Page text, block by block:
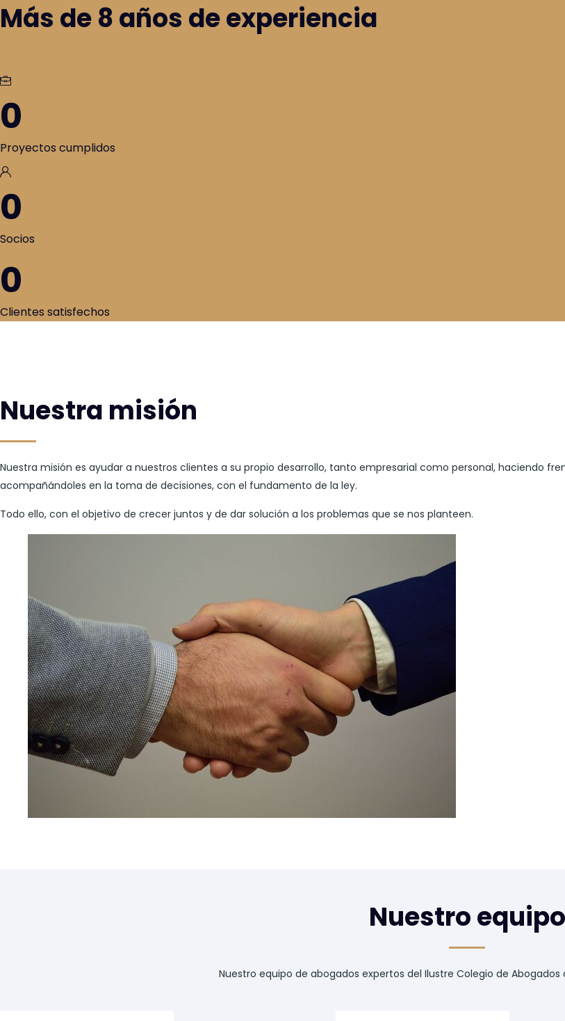
Más de 8 años de experiencia
0
Proyectos cumplidos
0
Socios
0
Clientes satisfechos
Nuestra misión
Nuestra misión es ayudar a nuestros clientes a su propio desarrollo, tanto empresarial como personal, haciendo
acompañándoles en la toma de decisiones, con el fundamento de la ley.
Todo ello, con el objetivo de crecer juntos y de dar solución a los problemas que se nos planteen.
Nuestro equipo
Nuestro equipo de abogados expertos del Ilustre Colegio de